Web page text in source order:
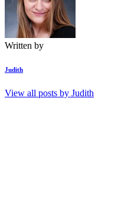
Written by
Judith
View all posts by Judith